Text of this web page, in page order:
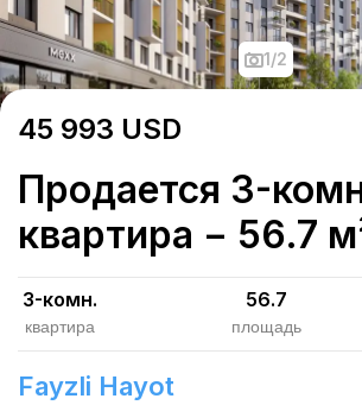
1/2
45 993 USD
Продается 3-
квартира − 56.7
3-комн.
квартира
56.7
площадь
Fayzli Hayot